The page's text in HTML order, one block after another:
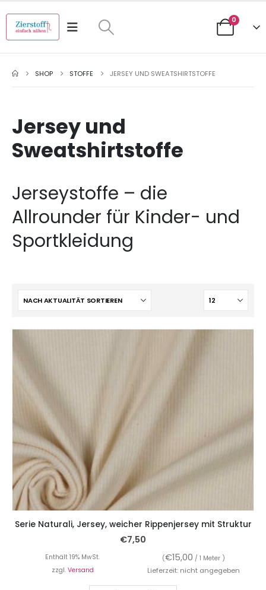
0
SHOP STOFFE JERSEY UND SWEATSHIRTSTOFFE
Jersey und
Sweatshirtstoffe
Jerseystoffe – die
Allrounder für Kinder- und
Sportkleidung
Serie Naturali, Jersey, weicher Rippenjersey mit Struktur
€7,50
Enthält 19% MwSt. (€15,00 / 1 Meter )
zzgl. Versand Lieferzeit: nicht angegeben